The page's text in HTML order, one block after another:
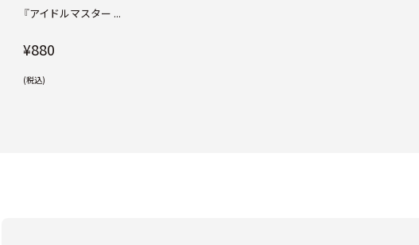
『アイドルマスター ...
¥880
(税込)